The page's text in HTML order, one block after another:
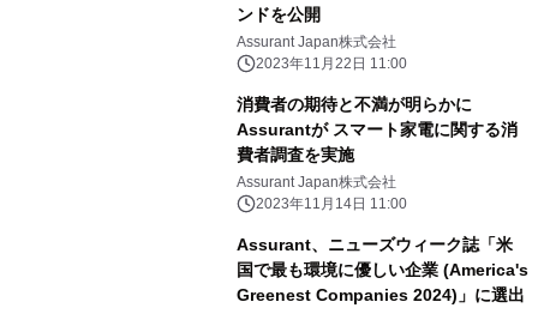
ンドを公開
Assurant Japan株式会社
2023年11月22日 11:00
消費者の期待と不満が明らかに
Assurantが スマート家電に関する消
費者調査を実施
Assurant Japan株式会社
2023年11月14日 11:00
Assurant、ニューズウィーク誌「米
国で最も環境に優しい企業 (America's
Greenest Companies 2024)」に選出